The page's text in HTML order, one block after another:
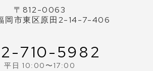
〒812-0063
岡市東区原田2-14-7-406
710-5982
平日 10:00〜17:00